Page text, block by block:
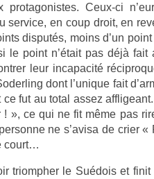
Ceux-ci
ser­vice, en coup droit, en
dis­putés, moins d’un point
le point n’était pas déjà fait
leur in­capacité
dont l’unique fait
fut au total assez
», ce qui ne fit même pas
ne s’avisa de crier
court…
tri­omph­er le Suédois et finit